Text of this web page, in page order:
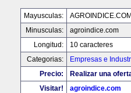
Mayusculas:
Minusculas:
agroindice.com
Longitud:
10 caracteres
Categorias:
Empresas e
Precio:
Realizar una
Visitar!
agroindice.com